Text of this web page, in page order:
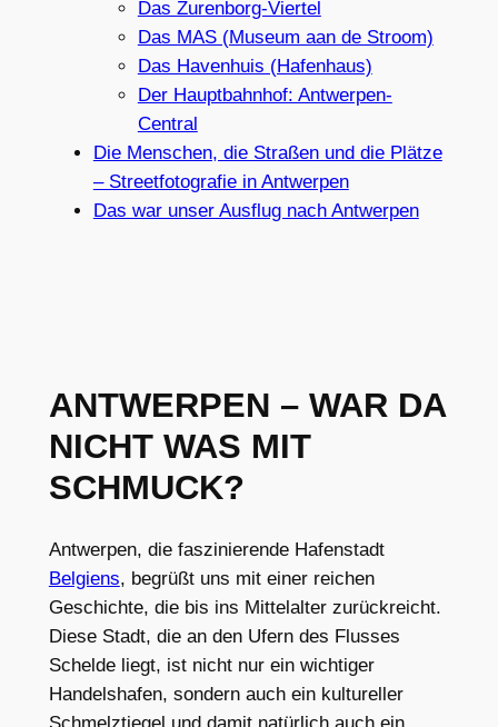
Das Zurenborg-Viertel
Das MAS (Museum aan de Stroom)
Das Havenhuis (Hafenhaus)
Der Hauptbahnhof: Antwerpen-
Central
Die Menschen, die Straßen und die Plätze
– Streetfotografie in Antwerpen
Das war unser Ausflug nach Antwerpen
ANTWERPEN – WAR DA
NICHT WAS MIT
SCHMUCK?
Antwerpen, die faszinierende Hafenstadt
Belgiens, begrüßt uns mit einer reichen
Geschichte, die bis ins Mittelalter zurückreicht.
Diese Stadt, die an den Ufern des Flusses
Schelde liegt, ist nicht nur ein wichtiger
Handelshafen, sondern auch ein kultureller